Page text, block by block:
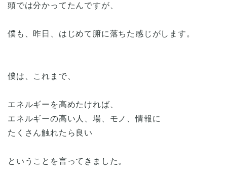
頭では分かってたんですが、
僕も、昨日、はじめて腑に落ちた感じがします。
僕は、これまで、
エネルギーを高めたければ、
エネルギーの高い人、場、モノ、情報に
たくさん触れたら良い
ということを言ってきました。